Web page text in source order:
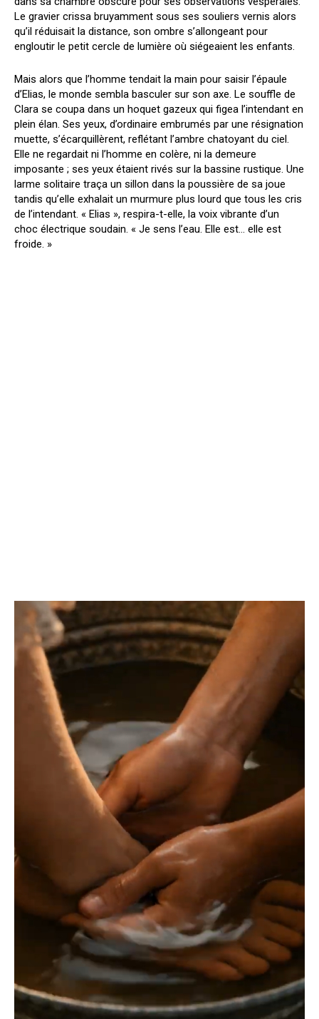
Le gravier crissa bruyamment sous ses souliers vernis alors
qu’il réduisait la distance, son ombre s’allongeant pour
engloutir le petit cercle de lumière où siégeaient les enfants.
Mais alors que l’homme tendait la main pour saisir l’épaule
d’Elias, le monde sembla basculer sur son axe. Le souffle de
Clara se coupa dans un hoquet gazeux qui figea l’intendant en
plein élan. Ses yeux, d’ordinaire embrumés par une résignation
muette, s’écarquillèrent, reflétant l’ambre chatoyant du ciel.
Elle ne regardait ni l’homme en colère, ni la demeure
imposante ; ses yeux étaient rivés sur la bassine rustique. Une
larme solitaire traça un sillon dans la poussière de sa joue
tandis qu’elle exhalait un murmure plus lourd que tous les cris
de l’intendant. « Elias », respira-t-elle, la voix vibrante d’un
choc électrique soudain. « Je sens l’eau. Elle est… elle est
froide. »